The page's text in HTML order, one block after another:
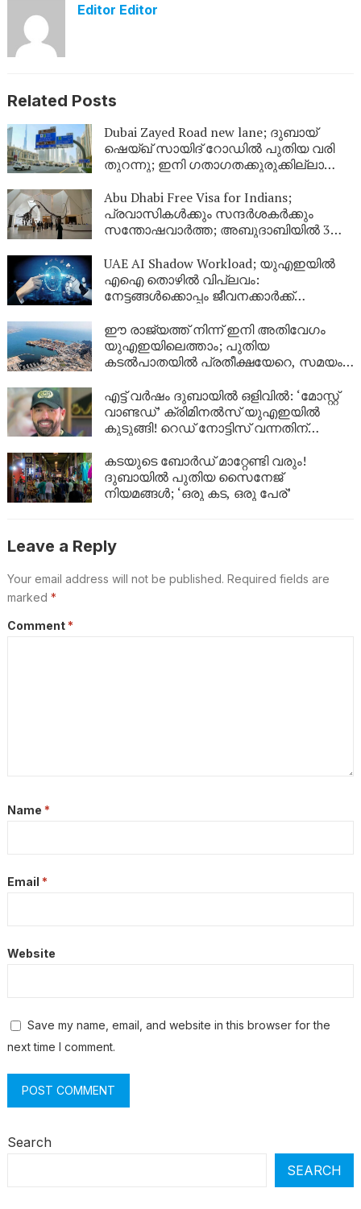
Editor Editor
Related Posts
Dubai Zayed Road new lane; ദുബായ്
ഷെയ്ഖ് സായിദ് റോഡിൽ പുതിയ വരി
തുറന്നു; ഇനി ഗതാഗതക്കുരുക്കില്ലാതെ
Abu Dhabi Free Visa for Indians;
പ്രവാസികൾക്കും സന്ദർശകർക്കും
സന്തോഷവാർത്ത; അബുദാബിയിൽ 3
സൗജന്യം
UAE AI Shadow Workload; യുഎഇയിൽ
എഐ തൊഴിൽ വിപ്ലവം:
നേട്ടങ്ങൾക്കൊപ്പം ജീവനക്കാർക്ക്
ഈ രാജ്യത്ത് നിന്ന് ഇനി അതിവേഗം
യുഎഇയിലെത്താം; പുതിയ
കടൽപാതയിൽ പ്രതീക്ഷയേറെ, സമയം 5
എട്ട് വർഷം ദുബായിൽ ഒളിവിൽ: ‘മോസ്റ്റ്
വാണ്ടഡ്’ ക്രിമിനൽസ് യുഎഇയിൽ
കുടുങ്ങി! റെഡ് നോട്ടിസ് വന്നതിന്
കടയുടെ ബോർഡ് മാറ്റേണ്ടി വരും!
ദുബായിൽ പുതിയ സൈനേജ്
നിയമങ്ങൾ; ‘ഒരു കട, ഒരു പേര്’
Leave a Reply
Your email address will not be published. Required fields are
marked *
Comment *
Name *
Email *
Website
Save my name, email, and website in this browser for the
next time I comment.
Search
SEARCH